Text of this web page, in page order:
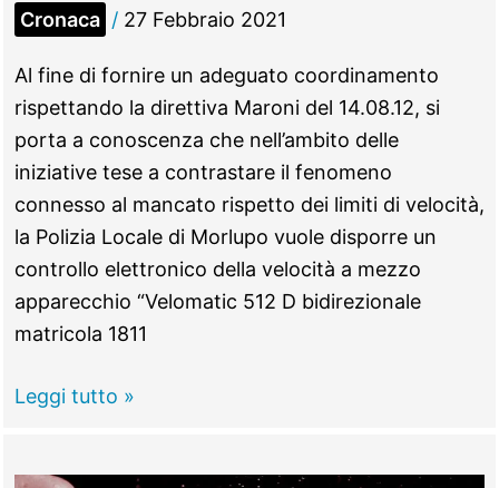
Cronaca / 27 Febbraio 2021
Al fine di fornire un adeguato coordinamento
rispettando la direttiva Maroni del 14.08.12, si
porta a conoscenza che nell’ambito delle
iniziative tese a contrastare il fenomeno
connesso al mancato rispetto dei limiti di velocità,
la Polizia Locale di Morlupo vuole disporre un
controllo elettronico della velocità a mezzo
apparecchio “Velomatic 512 D bidirezionale
matricola 1811
Morlupo
Leggi tutto »